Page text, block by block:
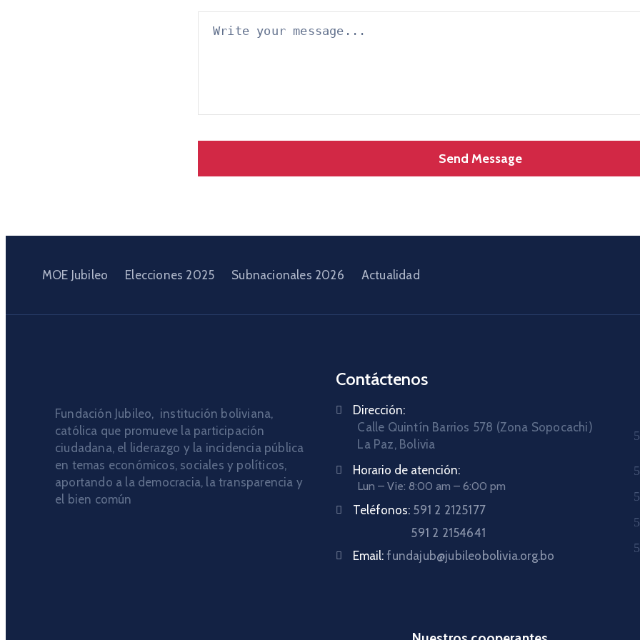
MOE Jubileo Elecciones 2025 Subnacionales 2026 Actualidad
Fundación Jubileo, institución boliviana,
católica que promueve la participación
ciudadana, el liderazgo y la incidencia pública
en temas económicos, sociales y políticos,
aportando a la democracia, la transparencia y
el bien común
Contáctenos
Dirección:
Calle Quintín Barrios 578 (Zona Sopocachi)
La Paz, Bolivia
Horario de atención:
Lun – Vie: 8:00 am – 6:00 pm
Teléfonos: 591 2 2125177
591 2 2154641
Email:fundajub@jubileobolivia.org.bo